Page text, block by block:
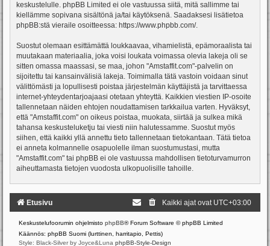
keskustelulle. phpBB Limited ei ole vastuussa siitä, mitä sallimme tai
kiellämme sopivana sisältönä ja/tai käytöksenä. Saadaksesi lisätietoa
phpBB:stä vieraile osoitteessa: https://www.phpbb.com/.
Suostut olemaan esittämättä loukkaavaa, vihamielistä, epämoraalista tai
muutakaan materiaalia, joka voisi loukata voimassa olevia lakeja oli se
sitten omassa maassasi, se maa, johon "Amstaffit.com"-palvelin on
sijoitettu tai kansainvälisiä lakeja. Toimimalla tätä vastoin voidaan sinut
välittömästi ja lopullisesti poistaa järjestelmän käyttäjistä ja tarvittaessa
internet-yhteydentarjoajaasi otetaan yhteyttä. Kaikkien viestien IP-osoite
tallennetaan näiden ehtojen noudattamisen tarkkailua varten. Hyväksyt,
että "Amstaffit.com" on oikeus poistaa, muokata, siirtää ja sulkea mikä
tahansa keskusteluketju tai viesti niin halutessamme. Suostut myös
siihen, että kaikki yllä annettu tieto tallennetaan tietokantaan. Tätä tietoa
ei anneta kolmannelle osapuolelle ilman suostumustasi, mutta
"Amstaffit.com" tai phpBB ei ole vastuussa mahdollisen tietoturvamurron
aiheuttamasta tietojen vuodosta ulkopuolisille tahoille.
Etusivu Kaikki ajat ovat UTC+03:00
Keskustelufoorumin ohjelmisto phpBB® Forum Software © phpBB Limited
Käännös: phpBB Suomi (lurttinen, harritapio, Pettis)
Style: Black-Silver by Joyce&Luna phpBB-Style-Design